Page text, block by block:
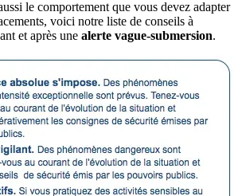
le comportement que vous devez adapter
voici notre liste de conseils à
et après une alerte vague-submersion.